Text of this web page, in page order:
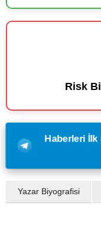
Risk
Haberleri İlk
Yazar Biyografisi